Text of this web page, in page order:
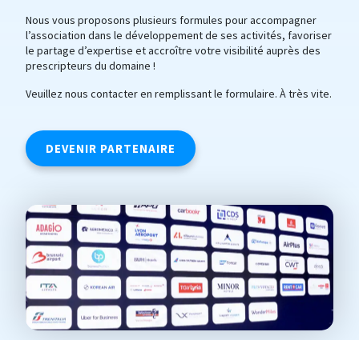
Nous vous proposons plusieurs formules pour accompagner
l’association dans le développement de ses activités, favoriser
le partage d’expertise et accroître votre visibilité auprès des
prescripteurs du domaine !
Veuillez nous contacter en remplissant le formulaire. À très vite.
DEVENIR PARTENAIRE